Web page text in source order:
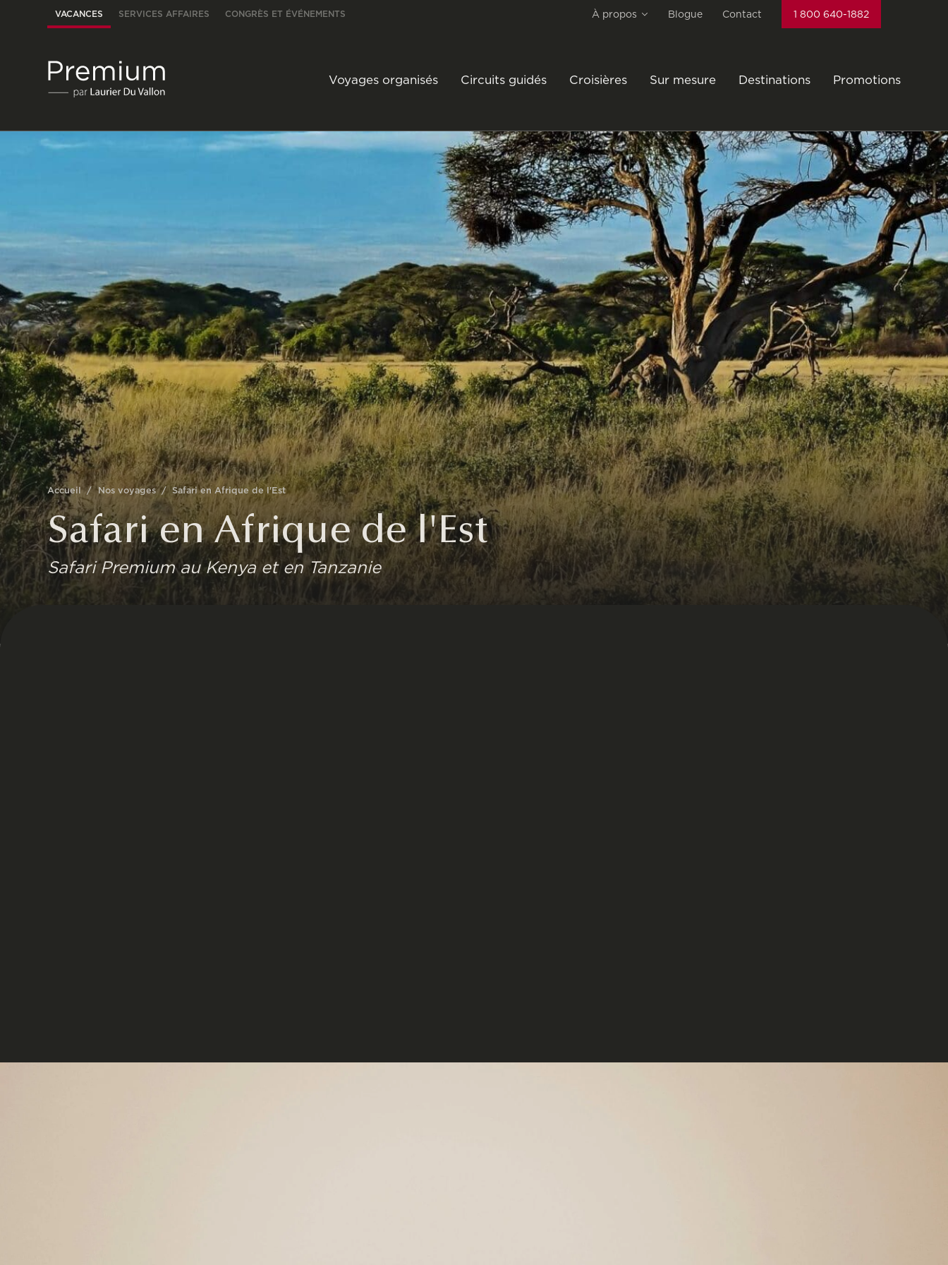
VACANCES SERVICES AFFAIRES CONGRÈS ET ÉVÉNEMENTS À propos Blogue Contact 1 800 640-1882
Voyages organisés Circuits guidés Croisières Sur mesure Destinations Promotions
Accueil / Nos voyages / Safari en Afrique de l'Est
Safari en Afrique de l'Est
Safari Premium au Kenya et en Tanzanie